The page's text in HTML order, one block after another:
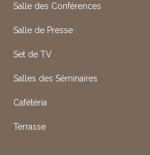
Salle des Conférences
Salle de Presse
Set de TV
Salles des Séminaires
Cafétéria
Terrasse